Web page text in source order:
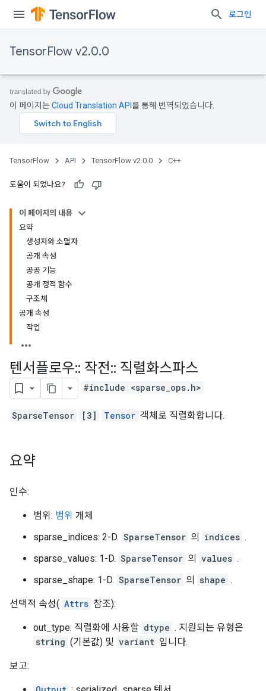
로그인
TensorFlow v2.0.0
이 페이지는Cloud Translation API 를 통해 번역되었습니다.
TensorFlow API TensorFlow v2.0.0 C++
도움이 되었나요?
이 페이지의 내용
요약
생성자와 소멸자
공개 속성
공공 기능
공개 정적 함수
구조체
공개 속성
작업
텐서플로우:: 작전:: 직렬화스파스
#include <sparse_ops.h>
SparseTensor [3] Tensor 객체로 직렬화합니다.
요약
인수:
범위: 범위 개체
sparse_indices: 2-D. SparseTensor 의 indices .
sparse_values: 1-D. SparseTensor 의 values .
sparse_shape: 1-D. SparseTensor 의 shape .
선택적 속성( Attrs 참조):
out_type: 직렬화에 사용할 dtype . 지원되는 유형은
string (기본값) 및 variant 입니다.
보고: